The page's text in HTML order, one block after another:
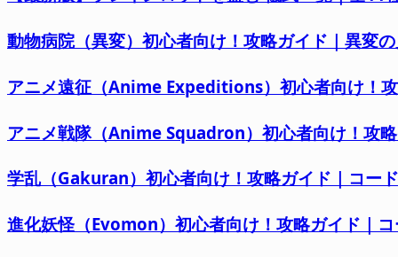
動物病院（異変）初心者向け！攻略ガイド｜異変
アニメ遠征（Anime Expeditions）初心者向け！
アニメ戦隊（Anime Squadron）初心者向け！攻
学乱（Gakuran）初心者向け！攻略ガイド｜コー
進化妖怪（Evomon）初心者向け！攻略ガイド｜